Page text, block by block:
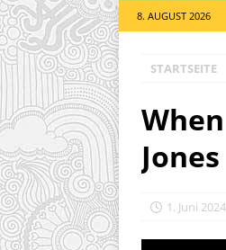
8. AUGUST 2026
STARTSEITE
1. Juni 2024